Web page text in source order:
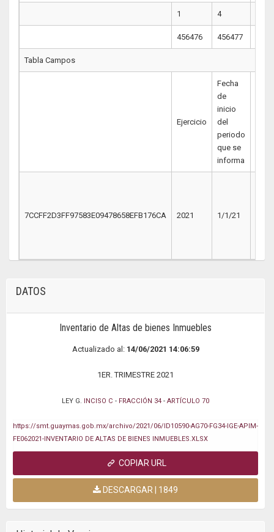
1 4
456476 456477
Tabla Campos
Ejercicio
Fecha
de
inicio
del
periodo
que se
informa
7CCFF2D3FF97583E09478658EFB176CA 2021 1/1/21
DATOS
Inventario de Altas de bienes Inmuebles
Actualizado al: 14/06/2021 14:06:59
1ER. TRIMESTRE 2021
LEY G. INCISO C - FRACCIÓN 34 - ARTÍCULO 70
https://smt.guaymas.gob.mx/archivo/2021/06/ID10590-AG70-FG34-IGE-APIM-
FE062021-INVENTARIO DE ALTAS DE BIENES INMUEBLES.XLSX
COPIAR URL
DESCARGAR | 1849